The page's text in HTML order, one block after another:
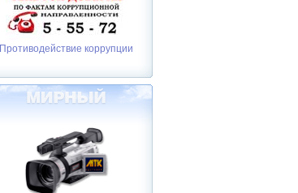
Противодействие коррупции